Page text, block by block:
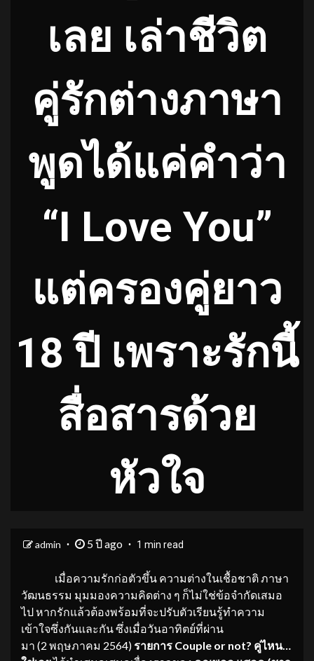
เลย เล่าชีวิต
คู่รักต่างภาษา
พูดได้แค่คำว่า
“I Love You”
แต่ครองคู่ยาว
18 ปี เพราะรักนี้
สื่อสารด้วย
หัวใจ
admin 5 ปี ago 1 min read
เมื่อความรักก่อตัวขึ้น ความต่างในเชื้อชาติ ภาษา
วัฒนธรรม มุมมองความคิดต่าง ๆ ก็ไม่ใช่ข้อจำกัดเสมอ
ไป หากรักแล้วต้องพร้อมที่จะปรับตัวเรียนรู้ทำความ
เข้าใจซึ่งกันและกัน ซึ่งเมื่อวันอาทิตย์ที่ผ่าน
มา (2 พฤษภาคม 2564) รายการ Couple or not? คู่ไหน…